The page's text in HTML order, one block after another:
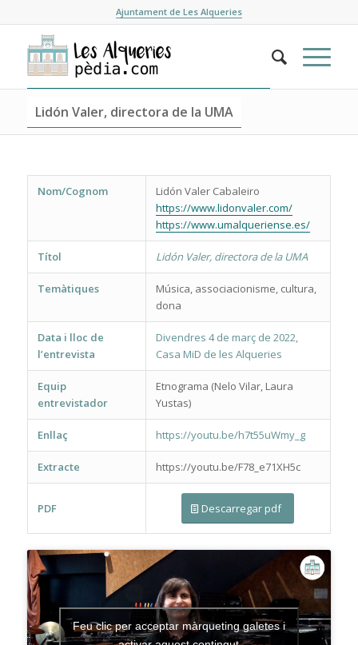
Ajuntament de Les Alqueries
Lidón Valer, directora de la UMA
Nom/Cognom
Lidón Valer Cabaleiro
https://www.lidonvaler.com/
https://www.umalqueriense.es/
Títol Lidón Valer, directora de la UMA
Temàtiques
Música, associacionisme, cultura,
dona
Data i lloc de
l’entrevista
Divendres 4 de març de 2022,
Casa MiD de les Alqueries
Equip
entrevistador
Etnograma (Nelo Vilar, Laura
Yustas)
Enllaç https://youtu.be/h7t55uWmy_g
Extracte https://youtu.be/F78_e71XH5c
PDF Descarregar pdf
Feu clic per acceptar màrqueting galetes i